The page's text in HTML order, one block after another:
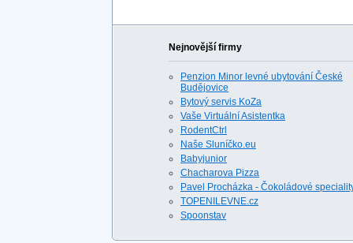
Nejnovější firmy
Penzion Minor levné ubytování České
Budějovice
Bytový servis KoZa
Vaše Virtuální Asistentka
RodentCtrl
Naše Sluníčko.eu
Babyjunior
Chacharova Pizza
Pavel Procházka - Čokoládové
TOPENILEVNE.cz
Spoonstav